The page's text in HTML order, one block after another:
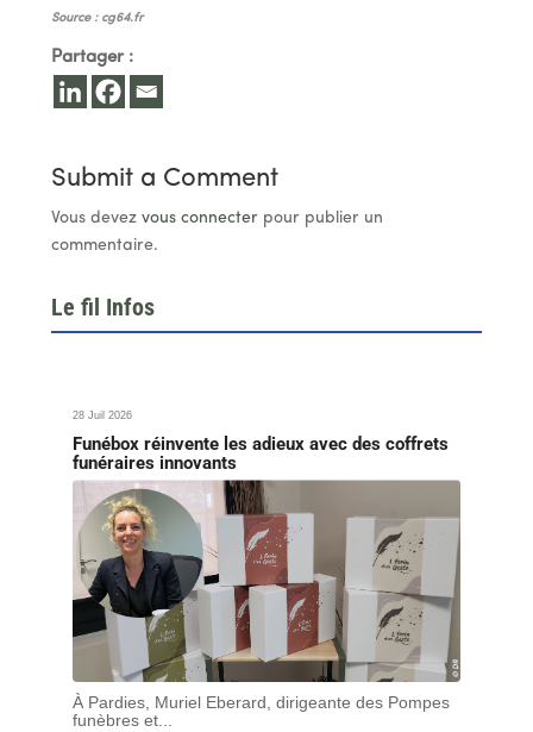
Source : cg64.fr
Partager :
Submit a Comment
Vous devez vous connecterpour publier un
commentaire.
Le fil Infos
28 Juil 2026
Funébox réinvente les adieux avec des coffrets
funéraires innovants
À Pardies, Muriel Eberard, dirigeante des Pompes
funèbres et...